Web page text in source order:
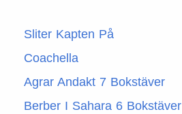
Sliter Kapten På
Coachella
Agrar Andakt 7 Bokstäver
Berber I Sahara 6 Bokstäver